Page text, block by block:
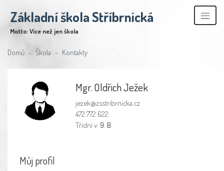
Základní škola Stříbrnická
Motto: Více než jen škola
Domů Škola Kontakty
Mgr. Oldřich Ježek
jezek@zsstribrnicka.cz
472 772 622
Třídní v: 9. B
Můj profil